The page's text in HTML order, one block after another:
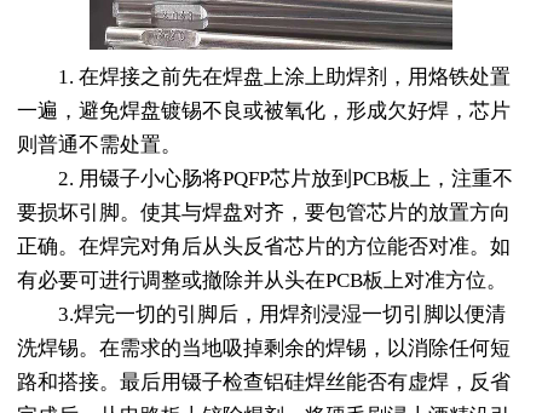
1. 在焊接之前先在焊盘上涂上助焊剂，用烙铁处置
一遍，避免焊盘镀锡不良或被氧化，形成欠好焊，芯片
则普通不需处置。
2. 用镊子小心肠将PQFP芯片放到PCB板上，注重不
要损坏引脚。使其与焊盘对齐，要包管芯片的放置方向
正确。在焊完对角后从头反省芯片的方位能否对准。如
有必要可进行调整或撤除并从头在PCB板上对准方位。
3.焊完一切的引脚后，用焊剂浸湿一切引脚以便清
洗焊锡。在需求的当地吸掉剩余的焊锡，以消除任何短
路和搭接。最后用镊子检查铝硅焊丝能否有虚焊，反省